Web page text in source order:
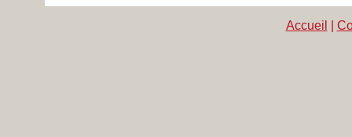
Accueil